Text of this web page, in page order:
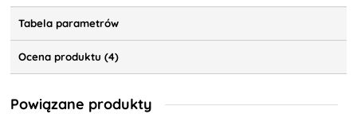
Tabela parametrów
Ocena produktu (4)
Powiązane produkty